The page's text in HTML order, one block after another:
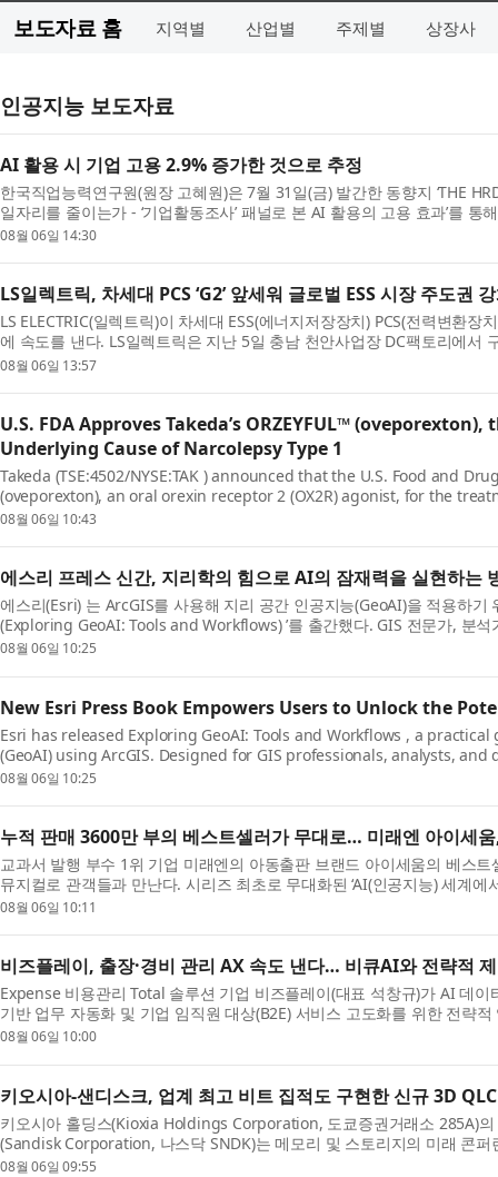
보도자료 홈 지역별 산업별 주제별 상장사
인공지능 보도자료
AI 활용 시 기업 고용 2.9% 증가한 것으로 추정
한국직업능력연구원(원장 고혜원)은 7월 31일(금) 발간한 동향지 ‘THE
일자리를 줄이는가 - ‘기업활동조사’ 패널로 본 AI 활용의 고용 효과’를
08월 06일 14:30
LS일렉트릭, 차세대 PCS ‘G2’ 앞세워 글로벌 ESS 시장 주도권
LS ELECTRIC(일렉트릭)이 차세대 ESS(에너지저장장치) PCS(전력변환
에 속도를 낸다. LS일렉트릭은 지난 5일 충남 천안사업장 DC팩토리에서
데 ‘...
08월 06일 13:57
U.S. FDA Approves Takeda’s ORZEYFUL™
Underlying Cause of Narcolepsy Type 1
Takeda (TSE:4502/NYSE:TAK ) announced that the U.S. Food and
(oveporexton), an oral orexin receptor 2 (OX2R) agonist, for the
cataplexy) in adults.* ...
08월 06일 10:43
에스리 프레스 신간, 지리학의 힘으로 AI의 잠재력을 실현하는
에스리(Esri) 는 ArcGIS를 사용해 지리 공간 인공지능(GeoAI)을 적용하
(Exploring GeoAI: Tools and Workflows) ’를 출간했다. GIS 전문가, 분
AI ...
08월 06일 10:25
New Esri Press Book Empowers Users to Unlock the
Esri has released Exploring GeoAI: Tools and Workflows , a
(GeoAI) using ArcGIS. Designed for GIS professionals, analysts,
know...
08월 06일 10:25
누적 판매 3600만 부의 베스트셀러가 무대로… 미래엔 아이세
교과서 발행 부수 1위 기업 미래엔의 아동출판 브랜드 아이세움의 베스트
뮤지컬로 관객들과 만난다. 시리즈 최초로 무대화된 ‘AI(인공지능) 세계
올...
08월 06일 10:11
비즈플레이, 출장·경비 관리 AX 속도 낸다… 비큐AI와 전략적
Expense 비용관리 Total 솔루션 기업 비즈플레이(대표 석창규)가 AI 데
기반 업무 자동화 및 기업 임직원 대상(B2E) 서비스 고도화를 위한 전략
등...
08월 06일 10:00
키오시아-샌디스크, 업계 최고 비트 집적도 구현한 신규 3D
키오시아 홀딩스(Kioxia Holdings Corporation, 도쿄증권거래소 285A)
(Sandisk Corporation, 나스닥 SNDK)는 메모리 및 스토리지의 미래 콘
에서 차세대 ...
08월 06일 09:55